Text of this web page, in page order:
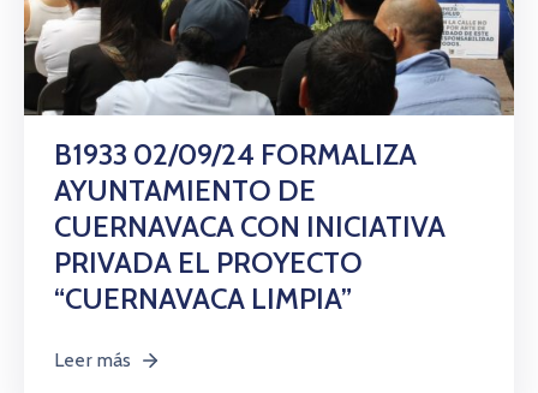
B1933 02/09/24 FORMALIZA
AYUNTAMIENTO DE
CUERNAVACA CON INICIATIVA
PRIVADA EL PROYECTO
“CUERNAVACA LIMPIA”
Leer más